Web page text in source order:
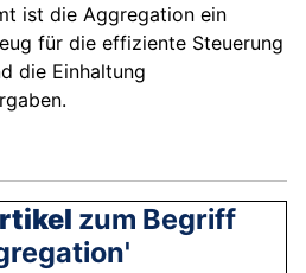
ist die Aggregation ein
für die effiziente Steuerung
die Einhaltung
zum Begriff